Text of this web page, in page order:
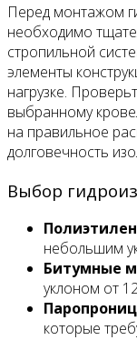
Перед монтажом
необходимо
стропильной
элементы
нагрузке.
выбранному
на правильное
долговечность
Выбор
небольшим
Битумные
уклоном от
которые